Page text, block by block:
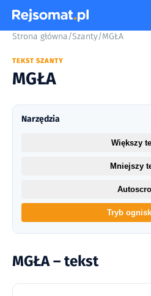
Strona główna/Szanty/MGŁA
TEKST SZANTY
MGŁA
MGŁA – tekst
Narzędzia
Większy
Mniejszy
Tryb